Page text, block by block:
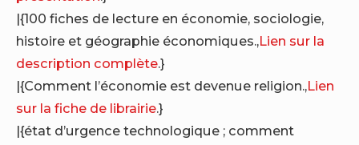
|{100 fiches de lecture en économie, sociologie,
histoire et géographie économiques.,Lien sur la
description complète.}
|{Comment l’économie est devenue religion.,Lien
sur la fiche de librairie.}
|{état d’urgence technologique ; comment